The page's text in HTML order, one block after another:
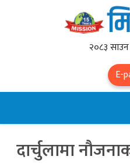
२०८३
E-
दार्चुलामा